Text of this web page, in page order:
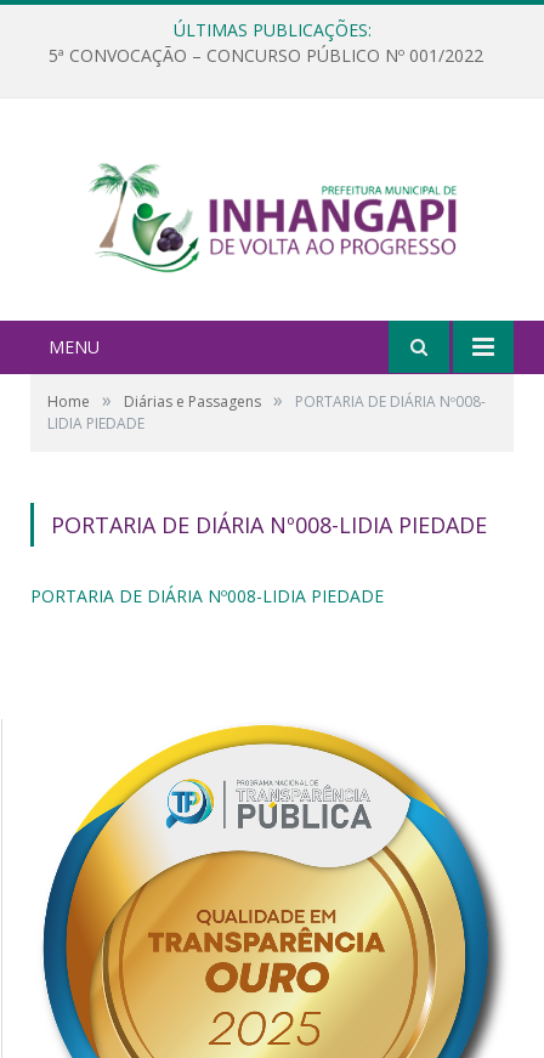
ÚLTIMAS PUBLICAÇÕES:
5ª CONVOCAÇÃO – CONCURSO PÚBLICO Nº 001/2022
MENU
Home » Diárias e Passagens »
PORTARIA DE DIÁRIA Nº008-
LIDIA PIEDADE
PORTARIA DE DIÁRIA Nº008-LIDIA PIEDADE
PORTARIA DE DIÁRIA Nº008-LIDIA PIEDADE